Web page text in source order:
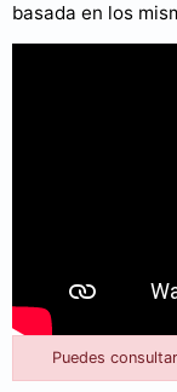
basada en los
Puedes